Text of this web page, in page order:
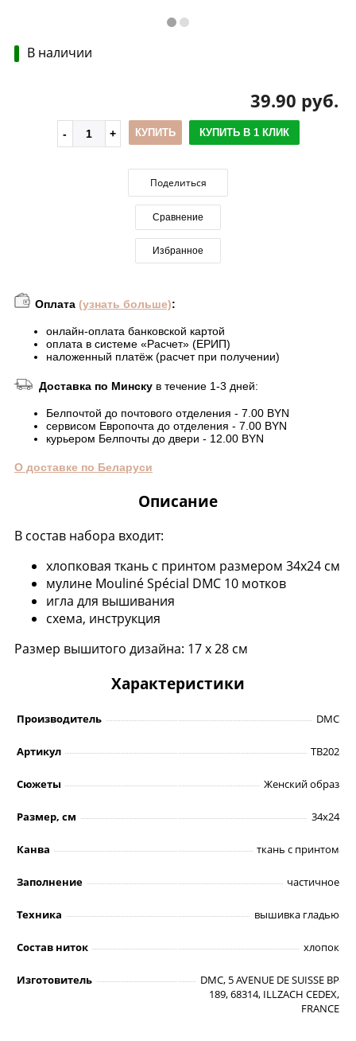
В наличии
39.90 руб.
КУПИТЬ КУПИТЬ В 1 КЛИК
Поделиться
Сравнение
Избранное
Оплата (узнать больше):
онлайн-оплата банковской картой
оплата в системе «Расчет» (ЕРИП)
наложенный платёж (расчет при получении)
Доставка по Минску в течение 1-3 дней:
Белпочтой до почтового отделения - 7.00 BYN
сервисом Европочта до отделения - 7.00 BYN
курьером Белпочты до двери - 12.00 BYN
О доставке по Беларуси
Описание
В состав набора входит:
хлопковая ткань с принтом размером 34х24 см
мулине Mouliné Spécial DMC 10 мотков
игла для вышивания
схема, инструкция
Размер вышитого дизайна: 17 x 28 см
Характеристики
Производитель DMC
Артикул TB202
Сюжеты Женский образ
Размер, см 34х24
Канва ткань с принтом
Заполнение частичное
Техника вышивка гладью
Состав ниток хлопок
Изготовитель
DMC, 5 AVENUE DE SUISSE BP
189, 68314, ILLZACH CEDEX,
FRANCE